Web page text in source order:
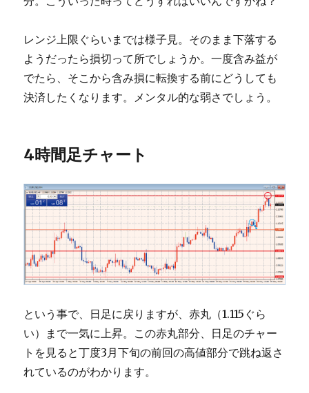
レンジ上限ぐらいまでは様子見。そのまま下落する
ようだったら損切って所でしょうか。一度含み益が
でたら、そこから含み損に転換する前にどうしても
決済したくなります。メンタル的な弱さでしょう。
4時間足チャート
という事で、日足に戻りますが、赤丸（1.115ぐら
い）まで一気に上昇。この赤丸部分、日足のチャー
トを見ると丁度3月下旬の前回の高値部分で跳ね返さ
れているのがわかります。